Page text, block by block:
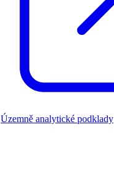
Územně analytické podklady